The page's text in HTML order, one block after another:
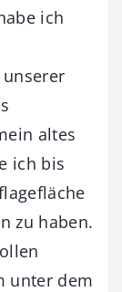
ich
altes
ich bis
zu haben.
unter dem